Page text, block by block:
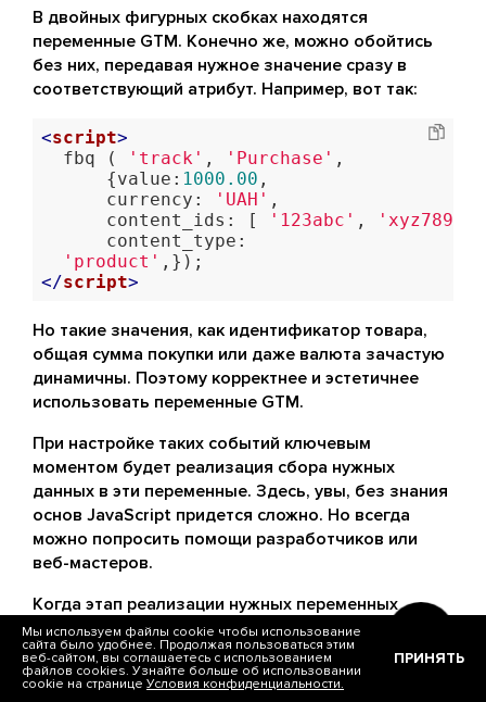
Мы используем файлы cookie чтобы использование
сайта было удобнее. Продолжая пользоваться этим
веб-сайтом, вы соглашаетесь с использованием
файлов cookies. Узнайте больше об использовании
cookie на странице Условия конфиденциальности.
ПРИНЯТЬ
В двойных фигурных скобках находятся
переменные GTM. Конечно же, можно обойтись
без них, передавая нужное значение сразу в
соответствующий атрибут. Например, вот так:
<script>
  fbq (
'track' , 'Purchase' ,
      {value:
1000.00 ,
      currency:
'UAH' ,
      content_ids: [
'123abc' , 'xyz789'
      content_type:
'product'
</script>
Но такие значения, как идентификатор товара,
общая сумма покупки или даже валюта зачастую
динамичны. Поэтому корректнее и эстетичнее
использовать переменные GTM.
При настройке таких событий ключевым
моментом будет реализация сбора нужных
данных в эти переменные. Здесь, увы, без знания
основ JavaScript придется сложно. Но всегда
можно попросить помощи разработчиков или
веб-мастеров.
Когда этап реализации нужных переменных
пройден, остается только выбрать нужный
триггер (загрузка страницы “спасибо за заказ” и
т.п.). Получаем вот такой тег и сохраняем